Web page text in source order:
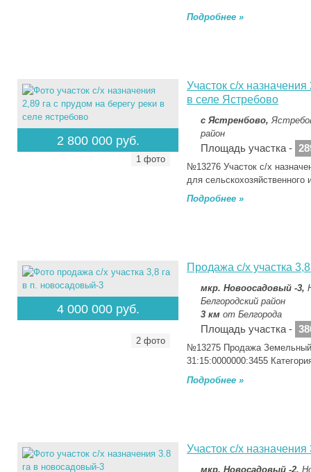
Подробнее »
2 800 000 руб.
1 фото
Участок с/х
в селе Ястребово
с Ястренбово,
район
Площадь участка -
№13276 Участок с/х
для
Подробнее »
4 000 000 руб.
2 фото
Продажа с/х участка
мкр. Новоосадовый -3,
Белгородский район
3 км от Белгорода
Площадь участка -
№13275 Продажа Земельный
31:15:0000000:3455
Подробнее »
Участок с/х
мкр. Новосадовый -2,